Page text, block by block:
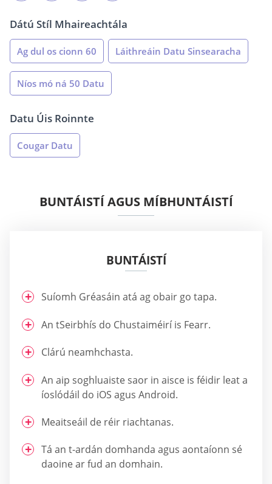
Dátú Stíl Mhaireachtála
Ag dul os cionn 60 Láithreáin Datu Sinsearacha
Níos mó ná 50 Datu
Datu Úis Roinnte
Cougar Datu
BUNTÁISTÍ AGUS MÍBHUNTÁISTÍ
BUNTÁISTÍ
Suíomh Gréasáin atá ag obair go tapa.
An tSeirbhís do Chustaiméirí is Fearr.
Clárú neamhchasta.
An aip soghluaiste saor in aisce is féidir leat a
íoslódáil do iOS agus Android.
Meaitseáil de réir riachtanas.
Tá an t-ardán domhanda agus aontaíonn sé
daoine ar fud an domhain.